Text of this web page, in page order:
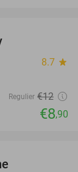
8.7 star
Regulier €12
€8,90